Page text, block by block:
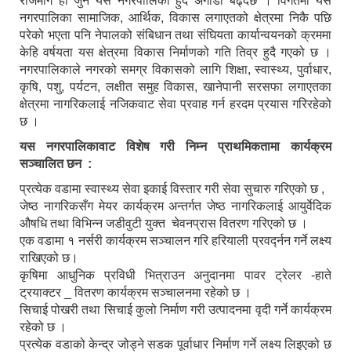
नगरपालिका सामाजिक, आर्थिक, विकास लगाएतको क्षेत्रमा निकै पछि
परेको भएता पनि नेपालको संबिधान तथा संघियता कार्यान्वयनको क्रममा
केहि वर्षयता यस क्षेत्रमा विकास निर्माणको गति तिव्र हुदै गएको छ ।
नगरपालिकाले नगरको समग्र विकासको लागि शिक्षा, स्वास्थ्य, पुर्वाधार,
कृषि, पशु, पर्यटन, लक्षीत समुह विकास, खानेपानी सरसफा लगाएतका
क्षेत्रमा नागरिकलाई नजिकवाट सेवा प्रवाह गर्न हरदम प्रयास गरिरहेको
छ ।
यस नगरपालिकावाट विशेष गरी निम्न प्राथमिकतामा कार्यक्रम
सञ्चालित छन :
प्रत्येक वडामा स्वास्थ्य सेवा इकाई विस्तार गरी सेवा सुचारु गरिएको छ ,
जेष्ठ नागरिकसँग मेयर कार्यक्रम अन्तर्गत जेष्ठ नागरिकलाई आयुर्वेदिक
औषधि तथा विभिन्न जडीवुटी युक्त चेवनप्रास वितरण गरिएको छ ।
एक वडामा १ नर्सरी कार्यक्रम सञ्चालन गरि हरियाली प्रवर्द्नन गर्ने लक्ष्य
राखिएको छ।
कृषिमा आधुनिक प्रविधी भित्राउन अनुदानमा पावर ट्रेलर -हाते
ट्रयाक्टर _ वितरण कार्यक्रम सञ्चालनमा रहेको छ ।
सिचाई पोखरी तथा सिचाई कुलो निर्माण गरी उत्पादनमा वृदी गर्ने कार्यक्रम
रहेको छ ।
प्रत्येक वडाको केन्द्र जोड्ने सडक पूर्वाधार निर्माण गर्ने लक्ष्य लिइएको छ